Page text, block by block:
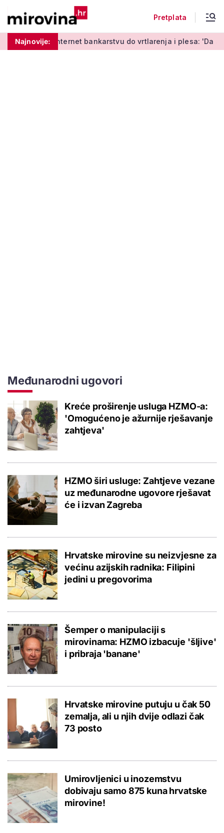
Pretplata
Najnovije:
o internet bankarstvu do vrtlarenja i plesa: 'Da starije
Međunarodni ugovori
Kreće proširenje usluga HZMO-a:
'Omogućeno je ažurnije rješavanje
zahtjeva'
HZMO širi usluge: Zahtjeve vezane
uz međunarodne ugovore rješavat
će i izvan Zagreba
Hrvatske mirovine su neizvjesne za
većinu azijskih radnika: Filipini
jedini u pregovorima
Šemper o manipulaciji s
mirovinama: HZMO izbacuje 'šljive'
i pribraja 'banane'
Hrvatske mirovine putuju u čak 50
zemalja, ali u njih dvije odlazi čak
73 posto
Umirovljenici u inozemstvu
dobivaju samo 875 kuna hrvatske
mirovine!